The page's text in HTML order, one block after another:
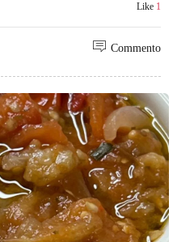
Like 1
Commento